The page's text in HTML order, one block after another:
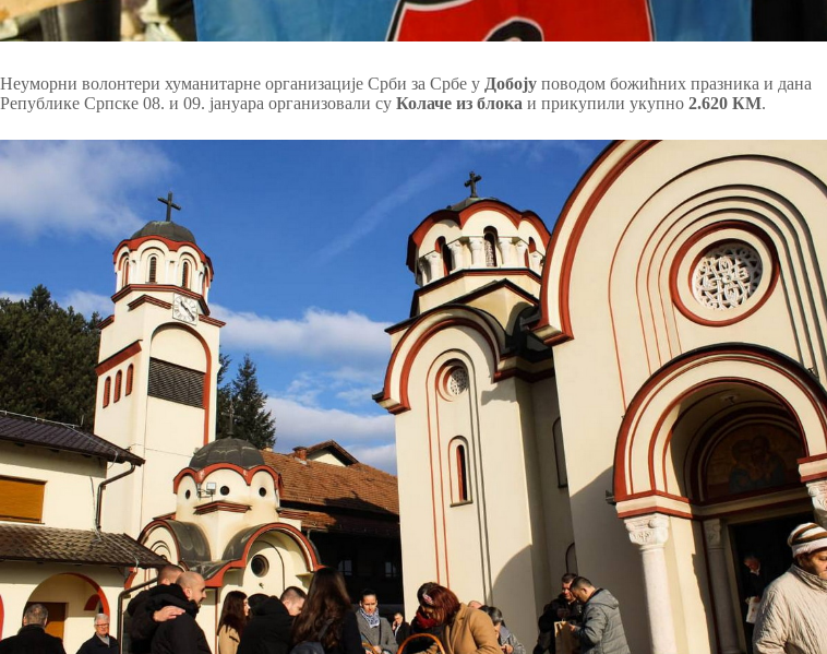
Неуморни волонтери хуманитарне организације Срби за Србе у Добоју поводом божићних празника и дана
Републике Српске 08. и 09. јануара организовали су Колаче из блока и прикупили укупно 2.620 КМ.